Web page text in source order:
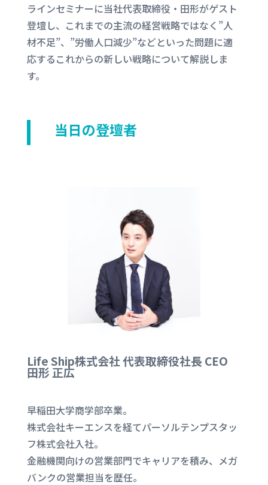
ラインセミナーに当社代表取締役・田形がゲスト
登壇し、これまでの主流の経営戦略ではなく”人
材不足”、”労働人口減少”などといった問題に適
応するこれからの新しい戦略について解説しま
す。
当日の登壇者
Life Ship株式会社 代表取締役社長 CEO
田形 正広
早稲田大学商学部卒業。
株式会社キーエンスを経てパーソルテンプスタッ
フ株式会社入社。
金融機関向けの営業部門でキャリアを積み、メガ
バンクの営業担当を歴任。